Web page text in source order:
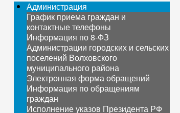
Администрация
График приема граждан и
контактные телефоны
Информация по 8-ФЗ
Администрации городских и сельских
поселений Волховского
муниципального района
Электронная форма обращений
Информация по обращениям
граждан
Исполнение указов Президента РФ